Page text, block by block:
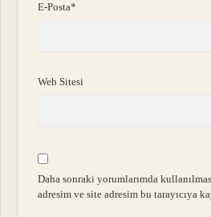
E-Posta*
Web Sitesi
Daha sonraki yorumlarımda
adresim ve site adresim bu tarayıcıya